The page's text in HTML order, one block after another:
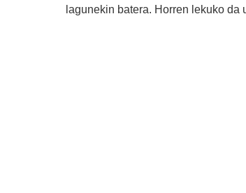
lagunekin batera. Horren lekuko